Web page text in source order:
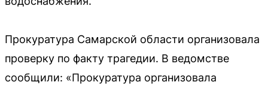
Прокуратура Самарской области организовала
проверку по факту трагедии. В ведомстве
сообщили: «Прокуратура организовала